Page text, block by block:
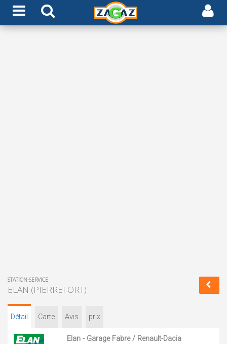
STATION-SERVICE
ELAN (PIERREFORT)
Détail Carte Avis prix
Elan - Garage Fabre / Renault-Dacia